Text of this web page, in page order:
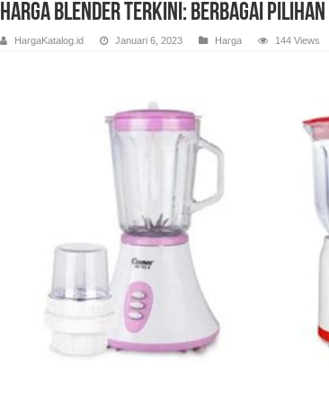
Harga Blender Terkini: Berbagai Pilihan
HargaKatalog.id Januari 6, 2023 Harga 144 Views